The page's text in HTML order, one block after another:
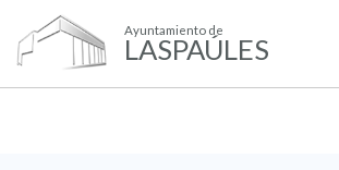
Ayuntamiento de
LASPAÚLES